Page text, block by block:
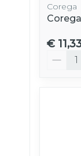
Corega
€
Aantal